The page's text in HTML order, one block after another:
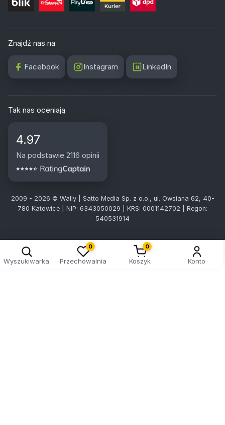
Znajdź nas na
Facebook Instagram LinkedIn
Tak nas oceniają
4.97
Na podstawie 2116 opinii
2009 - 2026 © Wally | Satto Media Sp. z o.o., ul. Owsiana 62, 40-
780 Katowice | NIP: 6343050029 | KRS: 0001142702 | Regon:
540531914
Wyszukiwarka
0
Przechowalnia
0
Koszyk Konto